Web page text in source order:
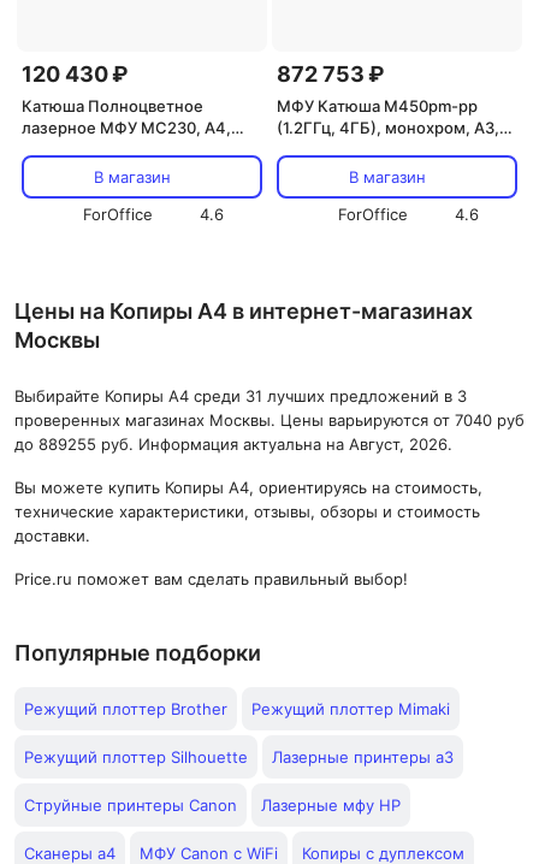
120 430 ₽
Катюша Полноцветное
лазерное МФУ МC230, А4,
В магазин
ForOffice
4.6
872 753 ₽
МФУ Катюша М450pm-pp
(1.2ГГц, 4ГБ), монохром, А3,
В магазин
ForOffice
4.6
Цены на Копиры А4 в интернет-магазинах
Москвы
Выбирайте Копиры А4 среди 31 лучших предложений в 3
проверенных магазинах Москвы. Цены варьируются от 7040 руб
до 889255 руб. Информация актуальна на Август, 2026.
Вы можете купить Копиры А4, ориентируясь на стоимость,
технические характеристики, отзывы, обзоры и стоимость
доставки.
Price.ru поможет вам сделать правильный выбор!
Популярные подборки
Режущий плоттер Brother Режущий плоттер Mimaki
Режущий плоттер Silhouette Лазерные принтеры а3
Струйные принтеры Canon Лазерные мфу HP
Сканеры а4 МФУ Canon с WiFi Копиры с дуплексом